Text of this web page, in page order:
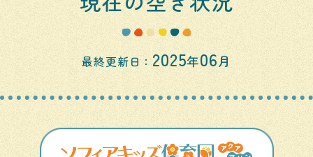
最終更新日： 2025年06月